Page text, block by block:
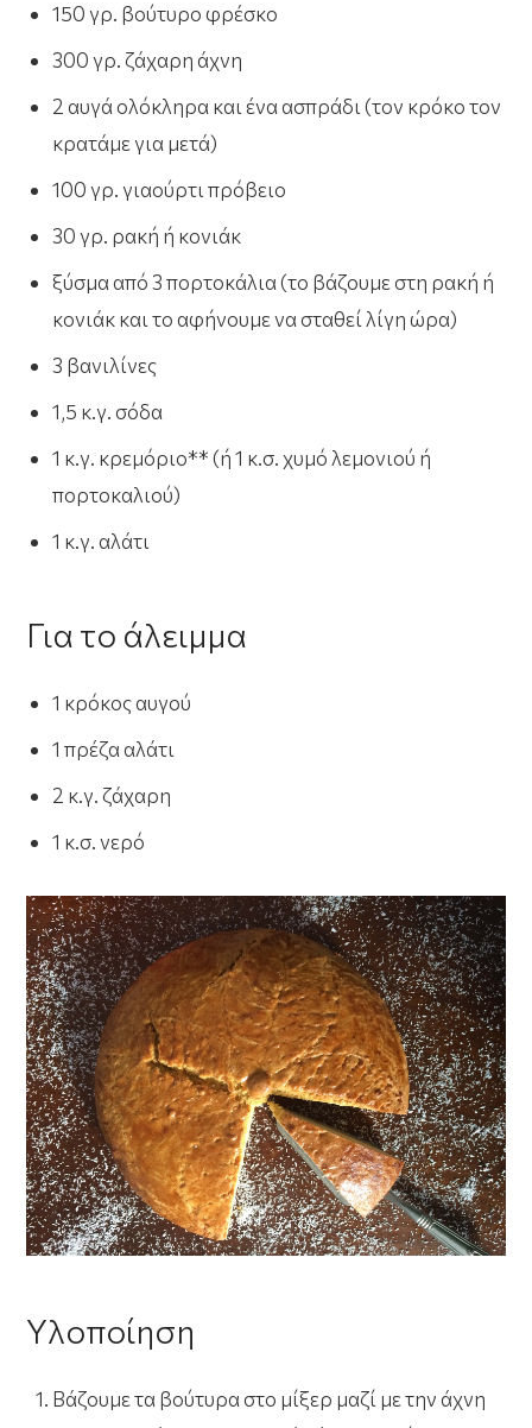
150 γρ. βούτυρο φρέσκο
300 γρ. ζάχαρη άχνη
2 αυγά ολόκληρα και ένα ασπράδι (τον κρόκο τον
κρατάμε για μετά)
100 γρ. γιαούρτι πρόβειο
30 γρ. ρακή ή κονιάκ
ξύσμα από 3 πορτοκάλια (το βάζουμε στη ρακή ή
κονιάκ και το αφήνουμε να σταθεί λίγη ώρα)
3 βανιλίνες
1,5 κ.γ. σόδα
1 κ.γ. κρεμόριο** (ή 1 κ.σ. χυμό λεμονιού ή
πορτοκαλιού)
1 κ.γ. αλάτι
Για το άλειμμα
1 κρόκος αυγού
1 πρέζα αλάτι
2 κ.γ. ζάχαρη
1 κ.σ. νερό
Υλοποίηση
Βάζουμε τα βούτυρα στο μίξερ μαζί με την άχνη